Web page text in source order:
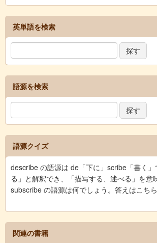
英単語を検索
語源を検索
語源クイズ
describe の語源は de「下に」scribe「書く
る」と解釈でき、「描写する、述べる」を意
subscribe の語源は何でしょう。答えはこちら
関連の書籍